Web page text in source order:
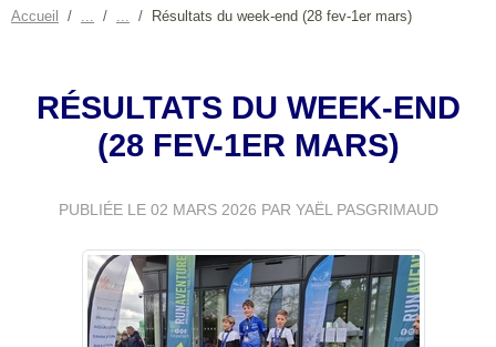
Accueil Résultats du week-end (28 fev-1er mars)
RÉSULTATS DU WEEK-END
(28 FEV-1ER MARS)
PUBLIÉE LE 02 MARS 2026 PAR YAËL PASGRIMAUD